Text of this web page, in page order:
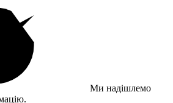
Ми надішлемо